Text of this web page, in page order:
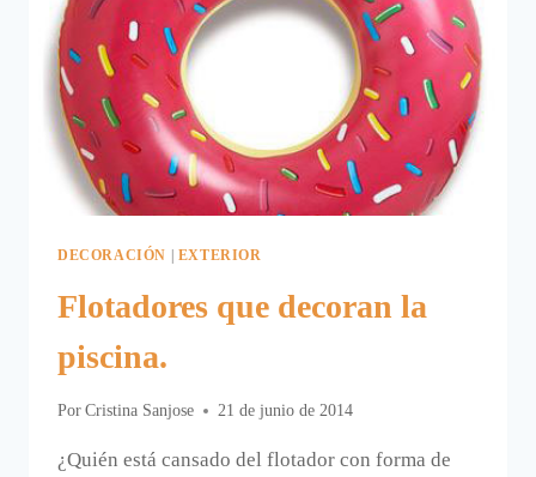
DECORACIÓN | EXTERIOR
Flotadores que decoran la
piscina.
Por Cristina Sanjose 21 de junio de 2014
¿Quién está cansado del flotador con forma de